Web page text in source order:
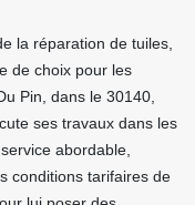
la réparation de tuiles,
de choix pour les
Pin, dans le 30140,
ses travaux dans les
abordable,
conditions tarifaires de